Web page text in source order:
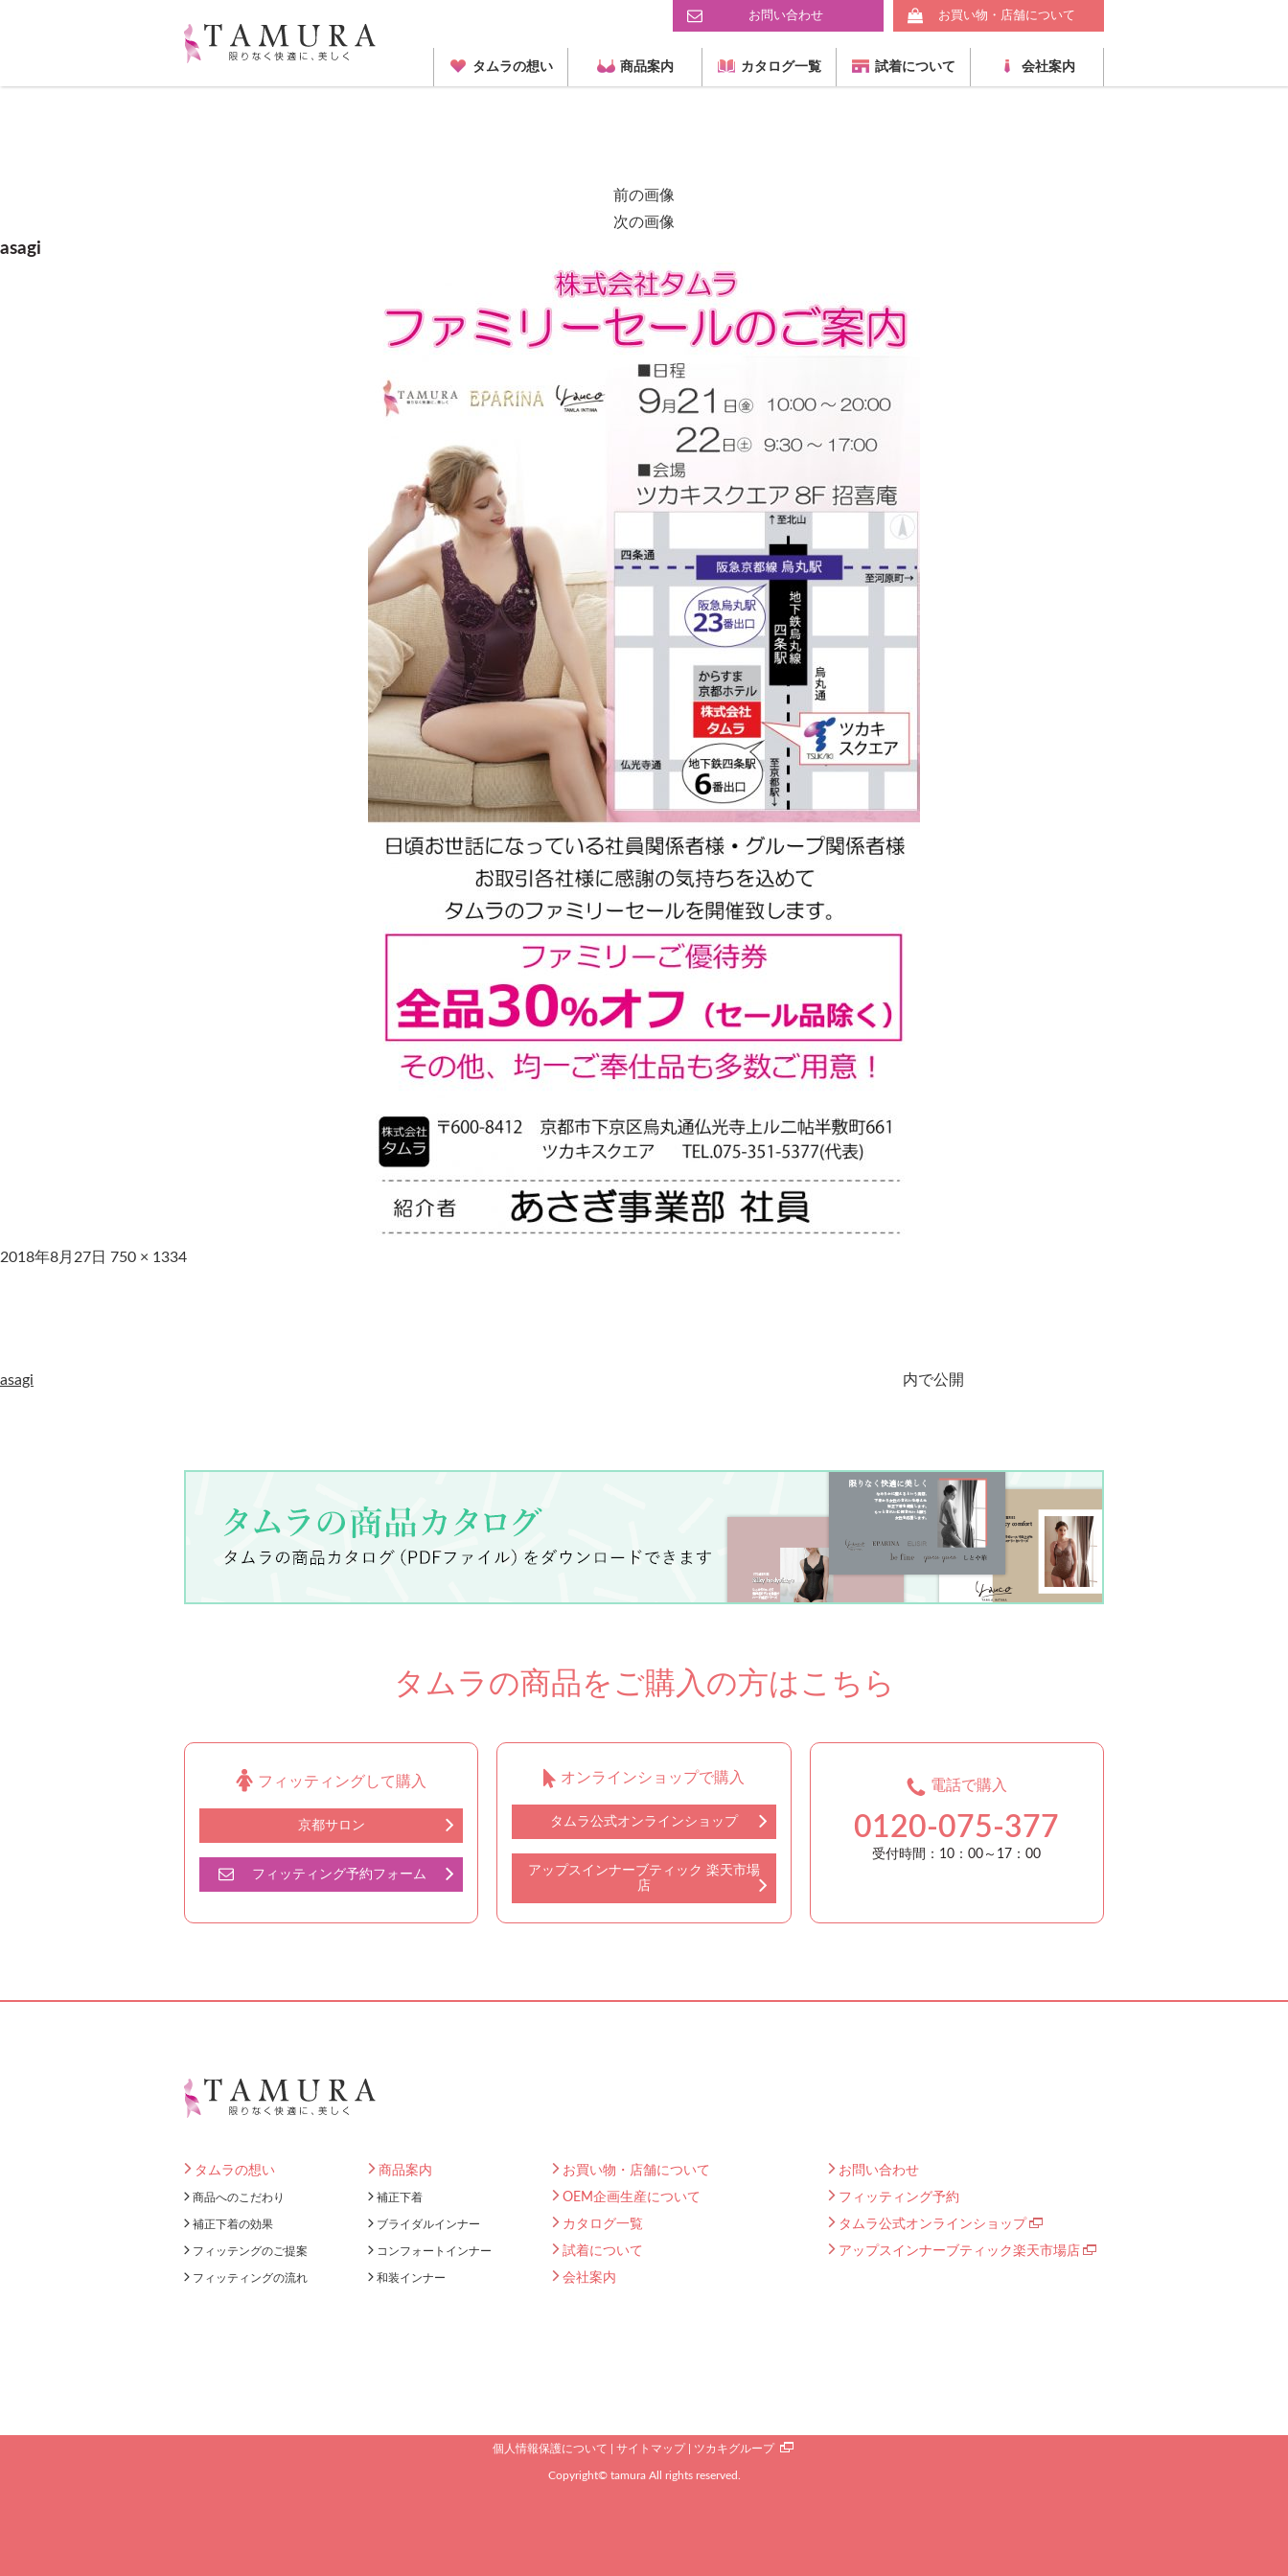
お問い合わせ お買い物・店舗について
タムラの想い 商品案内 カタログ一覧 試着について 会社案内
前の画像
次の画像
asagi
2018年8月27日 750 × 1334
asagi 内で公開
タムラの商品をご購入の方はこちら
フィッティングして購入
京都サロン
フィッティング予約フォーム
オンラインショップで購入
タムラ公式オンラインショップ
アップスインナーブティック 楽天市場
店
電話で購入
0120-075-377
受付時間：10：00～17：00
タムラの想い
商品へのこだわり
補正下着の効果
フィッテングのご提案
フィッティングの流れ
商品案内
補正下着
ブライダルインナー
コンフォートインナー
和装インナー
お買い物・店舗について
OEM企画生産について
カタログ一覧
試着について
会社案内
お問い合わせ
フィッティング予約
タムラ公式オンラインショップ
アップスインナーブティック楽天市場店
個人情報保護について サイトマップ ツカキグループ
Copyright© tamura All rights reserved.